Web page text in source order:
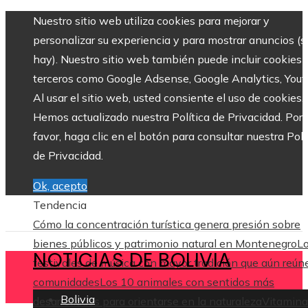
Nuestro sitio web utiliza cookies para mejorar y
personalizar su experiencia y para mostrar anuncios
hay). Nuestro sitio web también puede incluir cookies
terceros como Google Adsense, Google Analytics,
Al usar el sitio web, usted consiente el uso de cookies.
Hemos actualizado nuestra Política de Privacidad. Por
favor, haga clic en el botón para consultar nuestra
de Privacidad.
Ok, acepto
Tendencia
Cómo la concentración turística genera presión sobre
bienes públicos y patrimonio natural en Montenegro
festivales de música con mayor tradición que aún
comunidadesLos 10 animales con sentidos más
desarrollados para orientarse en la naturaleza
NOTICIAS DE BOLIVIA
Bolivia